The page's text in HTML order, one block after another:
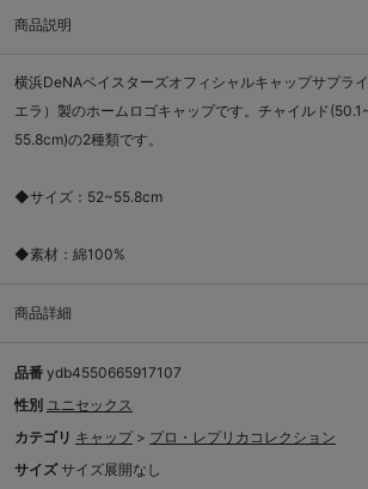
商品説明
横浜DeNAベイスターズオフィシャルキャップサプラ
エラ）製のホームロゴキャップです。チャイルド
55.8cm)の2種類です。
◆サイズ：52~55.8cm
◆素材：綿100%
商品詳細
品番 ydb4550665917107
性別 ユニセックス
カテゴリ キャップ > プロ・レプリカコレクション
サイズ サイズ展開なし